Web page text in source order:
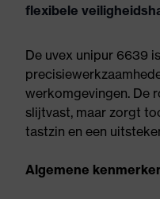
flexibele
De uvex unipur 6639
werkomgevingen. De
slijtvast, maar zorgt
tastzin en een
Algemene